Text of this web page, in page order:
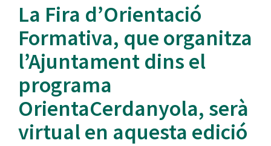
La Fira d’Orientació
Formativa, que organitza
l’Ajuntament dins el
programa
OrientaCerdanyola, serà
virtual en aquesta edició